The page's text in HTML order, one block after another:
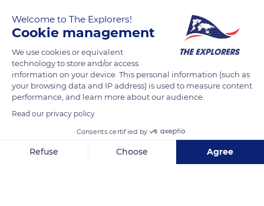
READ MORE TRANSLATE
Welcome to The Explorers!
Cookie management
We use cookies or equivalent
technology to store and/or access
information on your device. This personal information (such as
your browsing data and IP address) is used to measure content
performance, and learn more about our audience.
Read our privacy policy
Consents certified by
Refuse Choose Agree